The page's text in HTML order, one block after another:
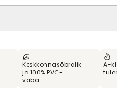
Keskkonnasõbralik
ja 100% PVC-
vaba
A-